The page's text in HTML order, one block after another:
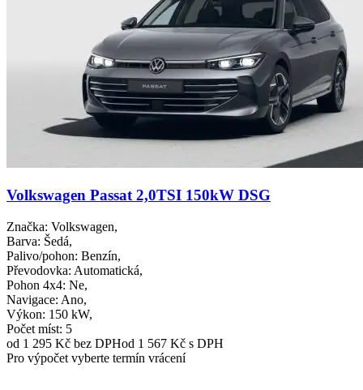
Volkswagen Passat 2,0TSI 150kW DSG
Značka: Volkswagen,
Barva: Šedá,
Palivo/pohon: Benzín,
Převodovka: Automatická,
Pohon 4x4: Ne,
Navigace: Ano,
Výkon: 150 kW,
Počet míst: 5
od 1 295 Kč bez DPHod 1 567 Kč s DPH
Pro výpočet vyberte termín vrácení